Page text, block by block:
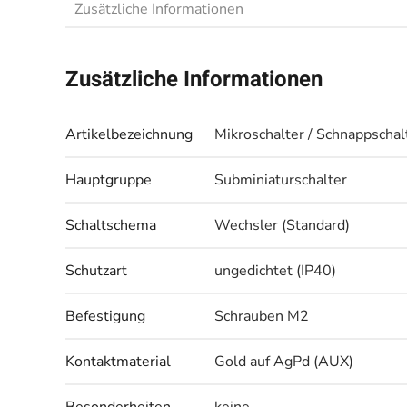
Zusätzliche Informationen
Zusätzliche Informationen
Artikelbezeichnung Mikroschalter /
Hauptgruppe Subminiaturschalter
Schaltschema Wechsler (Standard)
Schutzart ungedichtet (IP40)
Befestigung Schrauben M2
Kontaktmaterial Gold auf AgPd (AUX)